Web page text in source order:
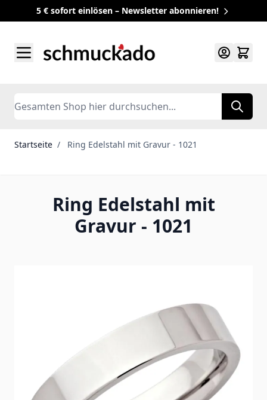
5 € sofort einlösen – Newsletter abonnieren!
Search
Startseite / Ring Edelstahl mit Gravur - 1021
Ring Edelstahl mit
Gravur - 1021